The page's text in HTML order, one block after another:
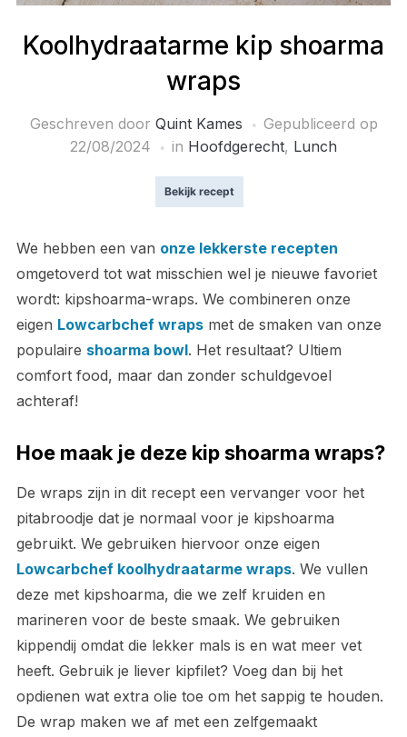
Koolhydraatarme kip shoarma
wraps
Geschreven door Quint Kames
Gepubliceerd op
22/08/2024
in Hoofdgerecht, Lunch
Bekijk recept
We hebben een van onze lekkerste recepten
omgetoverd tot wat misschien wel je nieuwe favoriet
wordt: kipshoarma-wraps. We combineren onze
eigen Lowcarbchef wrapsmet de smaken van onze
populaire shoarma bowl. Het resultaat? Ultiem
comfort food, maar dan zonder schuldgevoel
achteraf!
Hoe maak je deze kip shoarma wraps?
De wraps zijn in dit recept een vervanger voor het
pitabroodje dat je normaal voor je kipshoarma
gebruikt. We gebruiken hiervoor onze eigen
Lowcarbchef koolhydraatarme wraps. We vullen
deze met kipshoarma, die we zelf kruiden en
marineren voor de beste smaak. We gebruiken
kippendij omdat die lekker mals is en wat meer vet
heeft. Gebruik je liever kipfilet? Voeg dan bij het
opdienen wat extra olie toe om het sappig te houden.
De wrap maken we af met een zelfgemaakt